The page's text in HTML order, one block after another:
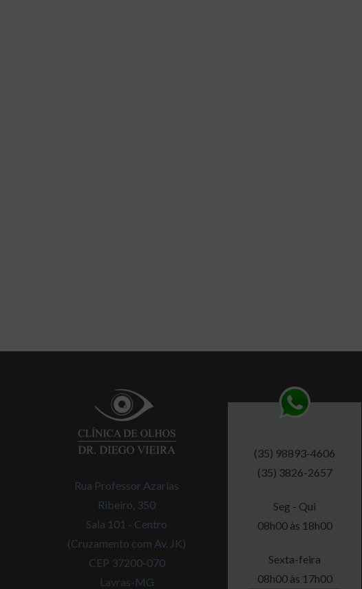
Rua Professor Azarias
Ribeiro, 350
Sala 101 - Centro
(Cruzamento com Av. JK)
CEP 37200-070
Lavras-MG
(35) 98893-4606
(35) 3826-2657
Seg - Qui
08h00 às 18h00
Sexta-feira
08h00 às 17h00